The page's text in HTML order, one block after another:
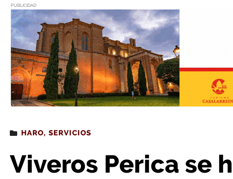
PUBLICIDAD
Estás leyendo : Viveros Perica se hace cargo del
HARO, SERVICIOS
Viveros Perica se